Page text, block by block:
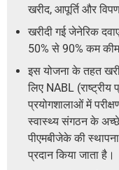
खरीद, आपूर्ति और
खरीदी गई जेनेरिक
50% से 90% कम
इस योजना के तहत
लिए NABL (राष्ट्रीय
प्रयोगशालाओं में
स्वास्थ्य संगठन के अच्छे
पीएमबीजेके की
प्रदान किया जाता है।